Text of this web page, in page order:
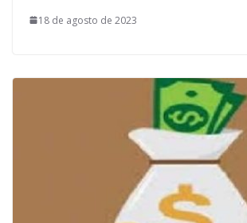
18 de agosto de 2023